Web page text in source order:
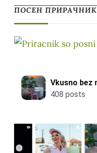
ПОСЕН ПРИРАЧНИК